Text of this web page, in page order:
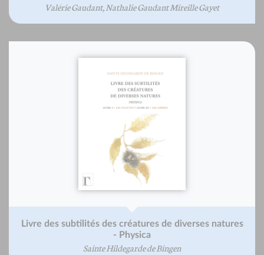
Valérie Gaudant, Nathalie Gaudant Mireille Gayet
Livre des subtilités des créatures de diverses natures
- Physica
Sainte Hildegarde de Bingen